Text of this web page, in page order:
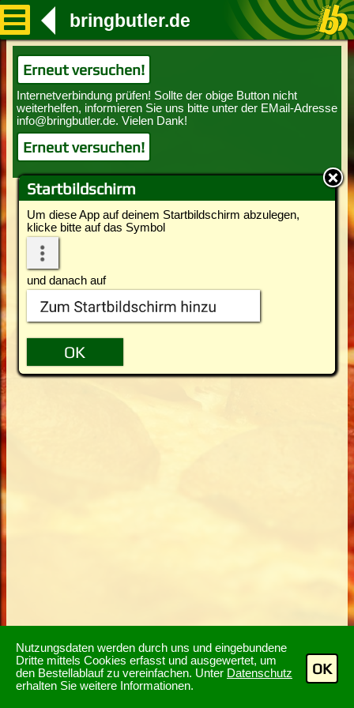
Nutzungsdaten werden durch uns und eingebundene
Dritte mittels Cookies erfasst und ausgewertet, um
den Bestellablauf zu vereinfachen. Unter Datenschutz
erhalten Sie weitere Informationen.
OK
Startbildschirm
Um diese App auf deinem Startbildschirm abzulegen,
klicke bitte auf das Symbol
und danach auf
bringbutler.de
Erneut versuchen!
Erneut versuchen!